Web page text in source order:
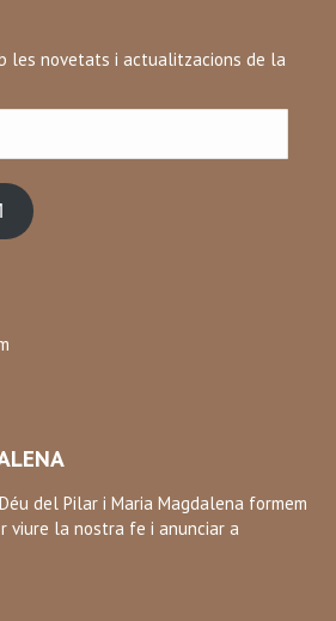
les novetats i actualitzacions de la
del Pilar i Maria Magdalena formem
viure la nostra fe i anunciar a